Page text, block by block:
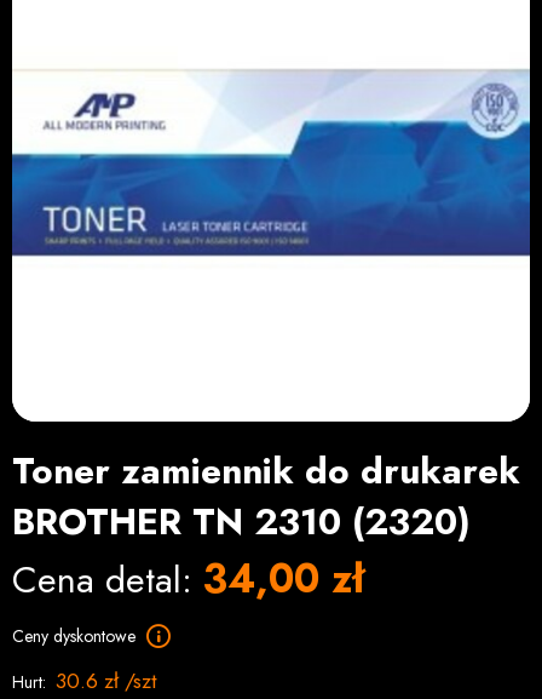
Toner zamiennik do drukarek
BROTHER TN 2310 (2320)
Cena detal: 34,00 zł
Ceny dyskontowe
Hurt: 30.6 zł /szt